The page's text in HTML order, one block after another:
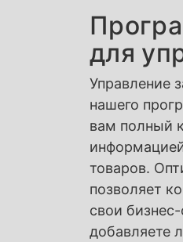
для
Управление
нашего
вам полный
товаров.
позволяет
свои
добавляете